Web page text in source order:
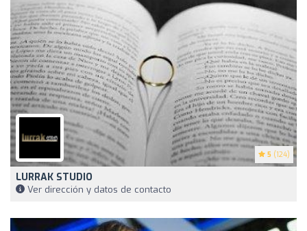
5 (124)
LURRAK STUDIO
Ver dirección y datos de contacto